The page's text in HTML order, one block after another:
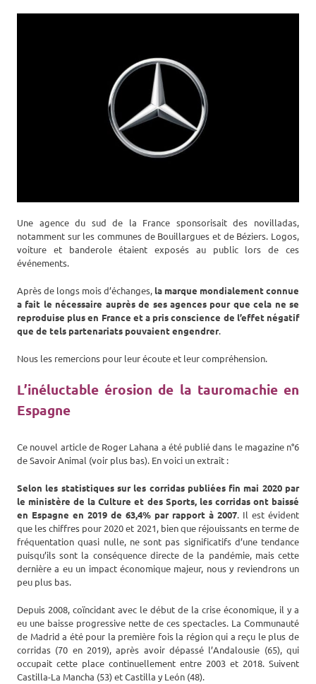
Une agence du sud de la France sponsorisait des novilladas,
notamment sur les communes de Bouillargues et de Béziers. Logos,
voiture et banderole étaient exposés au public lors de ces
événements.
Après de longs mois d’échanges, la marque mondialement connue
a fait le nécessaire auprès de ses agences pour que cela ne se
reproduise plus en France et a pris conscience de l’effet négatif
que de tels partenariats pouvaient engendrer.
Nous les remercions pour leur écoute et leur compréhension.
L’inéluctable érosion de la tauromachie en
Espagne
Ce nouvel article de Roger Lahana a été publié dans le magazine n°6
de Savoir Animal (voir plus bas). En voici un extrait :
Selon les statistiques sur les corridas publiées fin mai 2020 par
le ministère de la Culture et des Sports, les corridas ont baissé
en Espagne en 2019 de 63,4% par rapport à 2007. Il est évident
que les chiffres pour 2020 et 2021, bien que réjouissants en terme de
fréquentation quasi nulle, ne sont pas significatifs d’une tendance
puisqu’ils sont la conséquence directe de la pandémie, mais cette
dernière a eu un impact économique majeur, nous y reviendrons un
peu plus bas.
Depuis 2008, coïncidant avec le début de la crise économique, il y a
eu une baisse progressive nette de ces spectacles. La Communauté
de Madrid a été pour la première fois la région qui a reçu le plus de
corridas (70 en 2019), après avoir dépassé l’Andalousie (65), qui
occupait cette place continuellement entre 2003 et 2018. Suivent
Castilla-La Mancha (53) et Castilla y León (48).